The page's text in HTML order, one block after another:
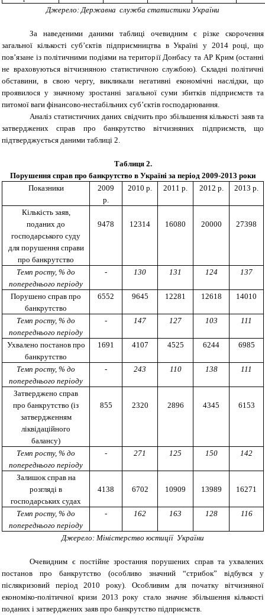
Джерело: Державна служба статистики України
За наведеними даними таблиці очевидним є різке скорочення
загальної кількості суб’єктів підприємництва в Україні у 2014 році, що
пов’язане із політичними подіями на території Донбасу та АР Крим (останні
не враховуються вітчизняною статистичною службою). Складні політичні
обставини, в свою чергу, викликали негативні економічні наслідки, що
проявилося у значному зростанні загальної суми збитків підприємств та
питомої ваги фінансово-нестабільних суб’єктів господарювання.
Аналіз статистичних даних свідчить про збільшення кількості заяв та
затверджених справ про банкрутство вітчизняних підприємств, що
підтверджується даними таблиці 2.
Таблиця 2.
Порушення справ про банкрутство в Україні за період 2009-2013 роки
Показники
2009
р.
2010 р. 2011 р. 2012 р. 2013 р.
Кількість заяв,
поданих до
господарського суду
для порушення справи
про банкрутство
9478 12314 16080 20000 27398
Темп росту, % до
попереднього періоду
- 130 131 124 137
Порушено справ про
банкрутство
6552 9645 12281 12618 14010
Темп росту, % до
попереднього періоду
- 147 127 103 111
Ухвалено постанов про
банкрутство
1691 4107 4525 6244 6985
Темп росту, % до
попереднього періоду
- 243 110 138 111
Затверджено справ
про банкрутство (із
затвердженням
ліквідаційного
балансу)
855 2320 2896 4345 6153
Темп росту, % до
попереднього періоду
- 271 125 150 142
Залишок справ на
розгляді в
господарських судах
4138 6702 10909 13989 16271
Темп росту, % до
попереднього періоду
- 162 163 128 116
Джерело: Міністерство юстиції України
Очевидним є постійне зростання порушених справ та ухвалених
постанов про банкрутство (особливо значний “стрибок” відбувся у
післякризовий період 2010 року). Особливим для початку вітчизняної
економіко-політичної кризи 2013 року стало значне збільшення кількості
поданих і затверджених заяв про банкрутство підприємств.